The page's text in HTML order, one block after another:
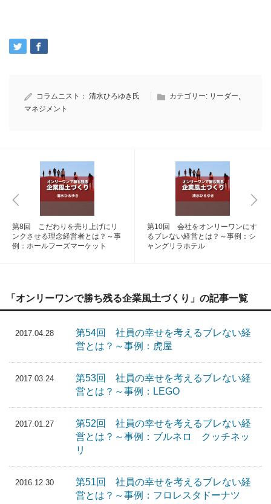
コラムニスト： 清水ひろゆき氏 カテゴリー: リーダー
マネジメント
第8回 こだわりを売り上げにリ
ンクさせる理念経営者とは？～事
例：ホールフーズマーケット
第10回 会社をオンリーワンにす
るブレない経営とは？～事例：シ
ャングリラホテル
「オンリーワンで勝ち残る企業風土づくり」の記事一覧
2017.04.28
第54回 社員の幸せを考えるブレない経
営とは？～事例：虎屋
2017.03.24
第53回 社員の幸せを考えるブレない経
営とは？～事例：LEGO
2017.01.27
第52回 社員の幸せを考えるブレない経
営とは？～事例：ブルネロ クッチネッ
リ
2016.12.30
第51回 社員の幸せを考えるブレない経
営とは？～事例：フロレスタドーナツ